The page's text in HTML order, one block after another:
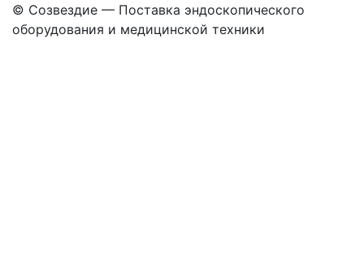
© Созвездие — Поставка эндоскопического
оборудования и медицинской техники